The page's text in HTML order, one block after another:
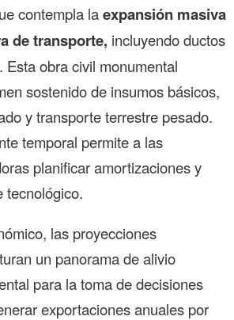
contempla laexpansión masiva
de transporte, incluyendo ductos
Esta obra civil monumental
sostenido de insumos básicos,
y transporte terrestre pesado.
temporal permite a las
planificar amortizaciones y
tecnológico.
las proyecciones
un panorama de alivio
para la toma de decisiones
exportaciones anuales por